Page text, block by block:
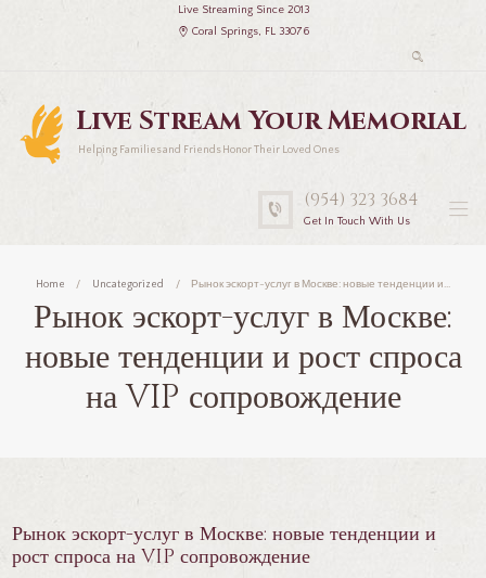
Live Streaming Since 2013
Coral Springs, FL 33076
Live Stream Your Memorial
Helping Families and Friends Honor Their Loved Ones
(954) 323 3684
Get In Touch With Us
Home Uncategorized Рынок эскорт-услуг в Москве: новые тенденции и...
Рынок эскорт-услуг в Москве:
новые тенденции и рост спроса
на VIP сопровождение
Рынок эскорт-услуг в Москве: новые тенденции и
рост спроса на VIP сопровождение